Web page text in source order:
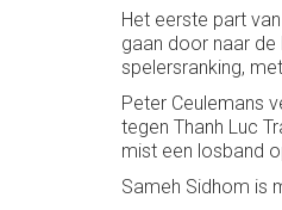
Het eerste part
gaan door naar
spelersranking,
Peter Ceulemans
tegen Thanh Luc
mist een losband
Sameh Sidhom is